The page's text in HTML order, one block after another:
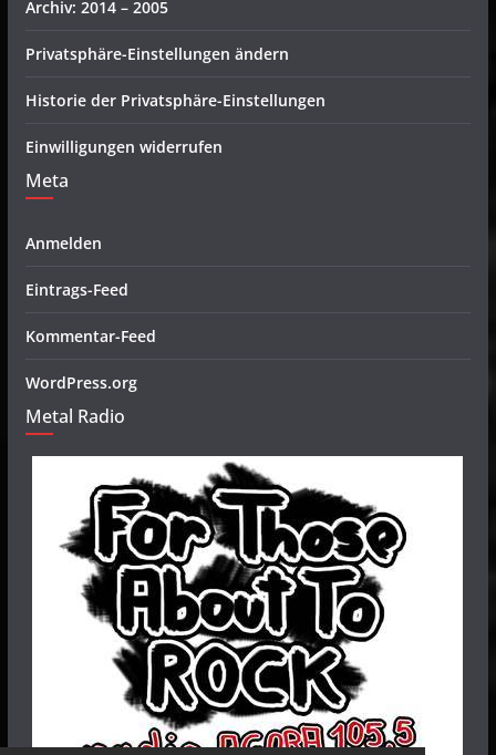
Archiv: 2014 – 2005
Privatsphäre-Einstellungen ändern
Historie der Privatsphäre-Einstellungen
Einwilligungen widerrufen
Meta
Anmelden
Eintrags-Feed
Kommentar-Feed
WordPress.org
Metal Radio